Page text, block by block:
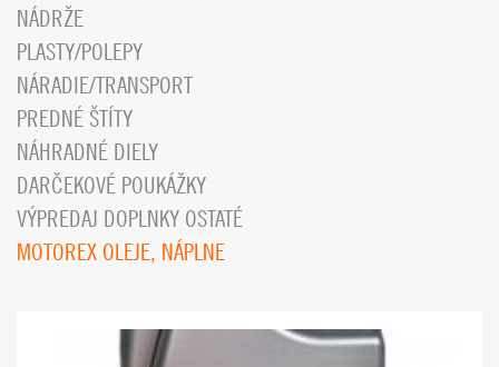
NÁDRŽE
PLASTY/POLEPY
NÁRADIE/TRANSPORT
PREDNÉ ŠTÍTY
NÁHRADNÉ DIELY
DARČEKOVÉ POUKÁŽKY
VÝPREDAJ DOPLNKY OSTATÉ
MOTOREX OLEJE, NÁPLNE